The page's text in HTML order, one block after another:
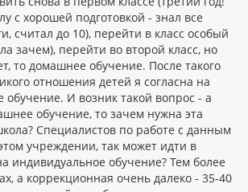
с хорошей подготовкой - знал все
считал до 10), перейти в класс особый
зачем), перейти во второй класс, но
то домашнее обучение. После такого
отношения детей я согласна на
И возник такой вопрос - а
обучение, то зачем нужна эта
Специалистов по работе с данным
учреждении, так может идти в
индивидуальное обучение? Тем более
а коррекционная очень далеко - 35-40